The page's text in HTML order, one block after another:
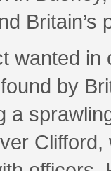
Britain’s
wanted
by
a